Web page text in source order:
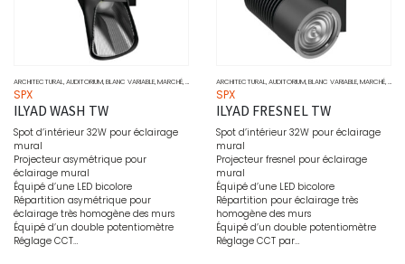
ARCHITECTURAL,AUDITORIUM,BLANC VARIABLE,MARCHÉ,MUSÉO PROJECTEURS,SOURCE,WALL WASHER
SPX
ILYAD WASH TW
Spot d’intérieur 32W pour éclairage
mural
Projecteur asymétrique pour
éclairage mural
Équipé d’une LED bicolore
Répartition asymétrique pour
éclairage très homogène des murs
Équipé d’un double potentiomètre
Réglage CCT…
ARCHITECTURAL,AUDITORIUM,BLANC VARIABLE,MARCHÉ,
SPX
ILYAD FRESNEL TW
Spot d’intérieur 32W pour éclairage
mural
Projecteur fresnel pour éclairage
mural
Équipé d’une LED bicolore
Répartition pour éclairage très
homogène des murs
Équipé d’un double potentiomètre
Réglage CCT par…